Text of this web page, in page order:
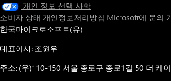
개인 정보 선택 사항
소비자 상태 개인정보처리방침 Microsoft에 문의
한국마이크로소프트(유)
대표이사: 조원우
주소: (우)110-150 서울 종로구 종로1길 50 더 케